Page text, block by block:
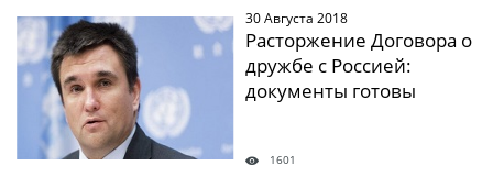
" /> 30 Августа 2018
Расторжение Договора о
дружбе с Россией:
документы готовы
1601